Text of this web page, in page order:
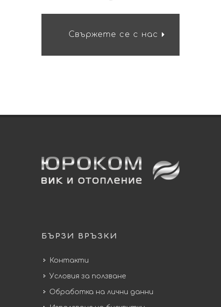
Свържете се с нас
БЪРЗИ ВРЪЗКИ
Контакти
Условия за ползване
Обработка на лични данни